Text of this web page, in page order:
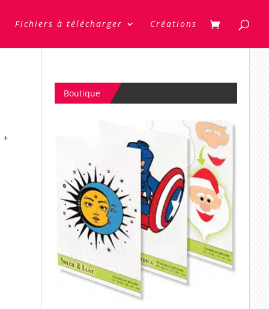
Fichiers à télécharger Créations
+
Boutique